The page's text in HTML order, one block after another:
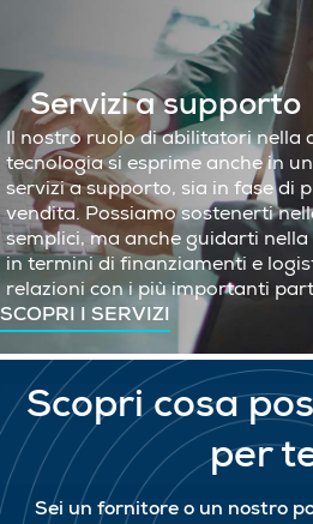
Servizi a supporto
Il nostro ruolo di abilitatori nella
tecnologia si esprime anche in
servizi a supporto, sia in fase di
vendita. Possiamo sostenerti
semplici, ma anche guidarti
in termini di finanziamenti e
relazioni con i più importanti
SCOPRI I SERVIZI
Scopri cosa
per
Sei un fornitore o un nostro